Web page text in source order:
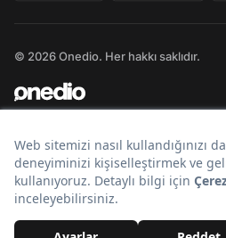
© 2026 Onedio. Her hakkı saklıdır.
Bir markasıdır.